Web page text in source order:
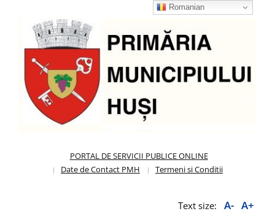
PORTAL DE SERVICII PUBLICE ONLINE
Date de Contact PMH
Termeni si Conditii
Text size: A- A+
Romanian